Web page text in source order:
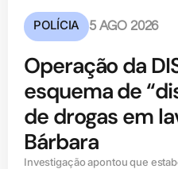
POLÍCIA 5 AGO 2026
Operação da
esquema de
de drogas em
Bárbara
Investigação apontou que